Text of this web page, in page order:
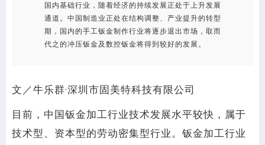
国内基础行业，随着经济的持续发展正处于上升发展
通道。中国制造业正处在结构调整、产业提升的转型
期，国内的手工钣金制作行业将逐步退出市场，取而
代之的冲压钣金及数控钣金将得到较好的发展。
文／牛乐群·深圳市固美特科技有限公司
目前，中国钣金加工行业技术发展水平较快，属于
技术型、资本型的劳动密集型行业。钣金加工行业